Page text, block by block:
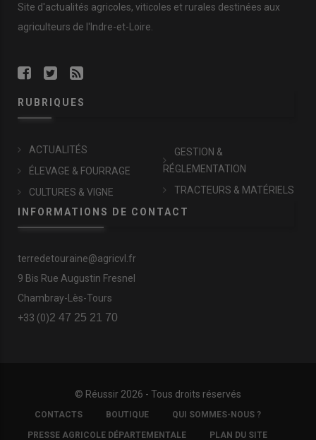
Site d'actualités agricoles, viticoles et rurales destinées aux
agriculteurs de l'Indre-et-Loire.
RUBRIQUES
ACTUALITÉS
ÉLEVAGE & FOURRAGE
CULTURES & VIGNE
GESTION &
RÉGLEMENTATION
TRACTEURS & MATÉRIELS
INFORMATIONS DE CONTACT
terredetouraine@agricvl.fr
9 Bis Rue Augustin Fresnel
Chambray-Lès-Tours
+33 (0)2 47 25 21 70
© Réussir 2026 - Tous droits réservés
FOOTER
COPYRIGHT
CONTACTS BOUTIQUE QUI SOMMES-NOUS ?
PRESSE AGRICOLE DÉPARTEMENTALE PLAN DU SITE